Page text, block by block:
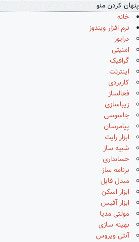
پنهان کردن منو
خانه
نرم افزار ویندوز
درایور
امنیتی
گرافیک
اینترنت
کاربردی
فعالساز
زیباسازی
جاسوسی
پیامرسان
ابزار رایت
شبیه ساز
حسابداری
برنامه ساز
مبدل فایل
ابزار اسکن
ابزار آفیس
مولتی مدیا
بهینه سازی
آنتی ویروس